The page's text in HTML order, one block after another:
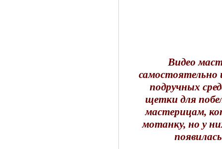
Видео
самостоятельно
подручных
щетки для
мастерицам,
мотанку, но у